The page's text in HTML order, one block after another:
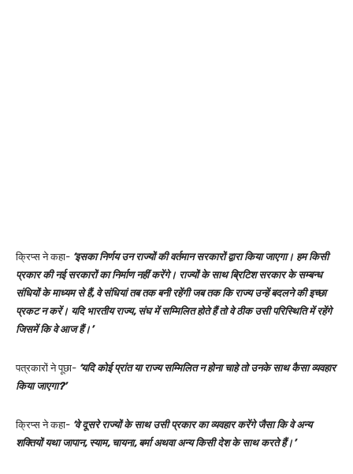
क्रिप्स ने कहा- ‘इसका निर्णय उन राज्यों की वर्तमान सरकारों द्वारा किया जाएगा। हम किसी
प्रकार की नई सरकारों का निर्माण नहीं करेंगे। राज्यों के साथ ब्रिटिश सरकार के सम्बन्ध
संधियों के माध्यम से हैं, वे संधियां तब तक बनी रहेंगी जब तक कि राज्य उन्हें बदलने की इच्छा
प्रकट न करें। यदि भारतीय राज्य, संघ में सम्मिलित होते हैं तो वे ठीक उसी परिस्थिति में रहेंगे
जिसमें कि वे आज हैं।’
पत्रकारों ने पूछा- ‘यदि कोई प्रांत या राज्य सम्मिलित न होना चाहे तो उनके साथ कैसा व्यवहार
किया जाएगा?’
क्रिप्स ने कहा- ‘वे दूसरे राज्यों के साथ उसी प्रकार का व्यवहार करेंगे जैसा कि वे अन्य
शक्तियों यथा जापान, स्याम, चायना, बर्मा अथवा अन्य किसी देश के साथ करते हैं।’